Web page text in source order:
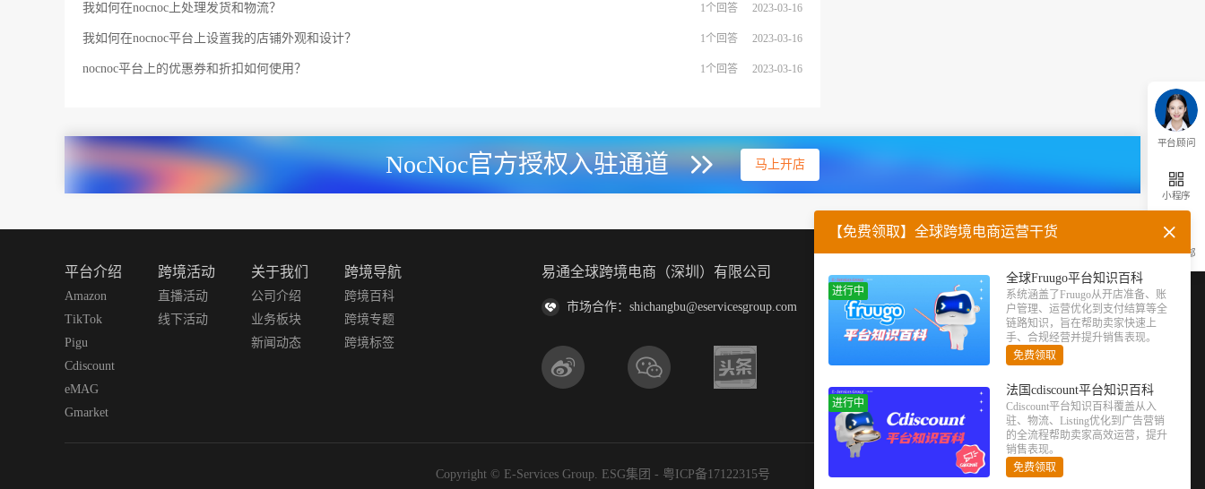
我如何在nocnoc上处理发货和物流？ 1个回答 2023-03-16
我如何在nocnoc平台上设置我的店铺外观和设计？ 1个回答 2023-03-16
nocnoc平台上的优惠券和折扣如何使用？ 1个回答 2023-03-16
NocNoc官方授权入驻通道 马上开店
平台顾问
小程序
返回顶部
平台介绍
Amazon
TikTok
Pigu
Cdiscount
eMAG
Gmarket
跨境活动
直播活动
线下活动
关于我们
公司介绍
业务板块
新闻动态
跨境导航
跨境百科
跨境专题
跨境标签
易通全球跨境电商（深圳）有限公司
市场合作：shichangbu@eservicesgroup.com
企业微信 官方公众号
Copyright © E-Services Group. ESG集团 - 粤ICP备17122315号
【免费领取】全球跨境电商运营干货
进行中
全球Fruugo平台知识百科
系统涵盖了Fruugo从开店准备、账
户管理、运营优化到支付结算等全
链路知识，旨在帮助卖家快速上
手、合规经营并提升销售表现。
免费领取
进行中
法国cdiscount平台知识百科
Cdiscount平台知识百科覆盖从入
驻、物流、Listing优化到广告营销
的全流程帮助卖家高效运营，提升
销售表现。
免费领取